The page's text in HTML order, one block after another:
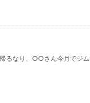
るなり、○○さん今月でジ